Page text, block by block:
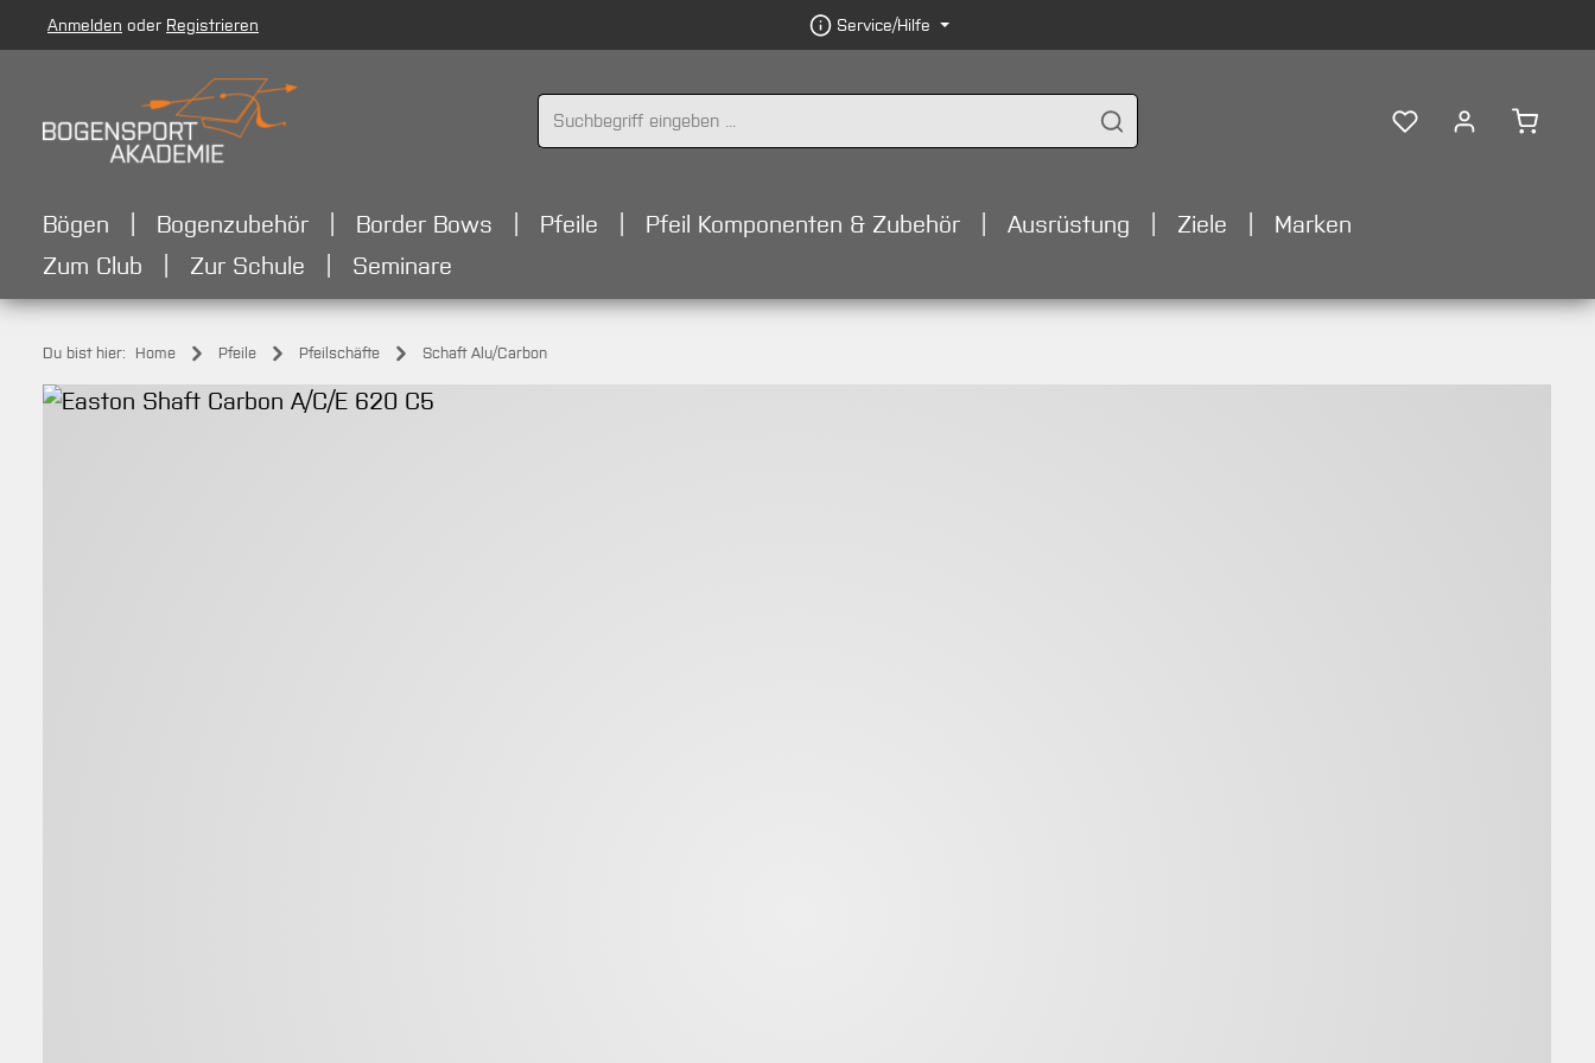
Hauptinhalt springen
Zur Suche springen
Zur Hauptnavigation springen
Anmelden oder Registrieren Service/Hilfe
Bögen Bogenzubehör Border Bows Pfeile Pfeil Komponenten & Zubehör Ausrüstung Ziele
Marken
Zum Club
Zur Schule Seminare
Du bist hier: Home Pfeile Pfeilschäfte Schaft Alu/Carbon
Bildergalerie überspringen